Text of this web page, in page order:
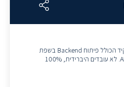
דרוש/ה מפתח/ת תוכנה לתפקיד הכולל פיתוח Backend בשפת
Node.js. עבודה עם AWS וכלי AI. לא עובדים היברידית, 100%